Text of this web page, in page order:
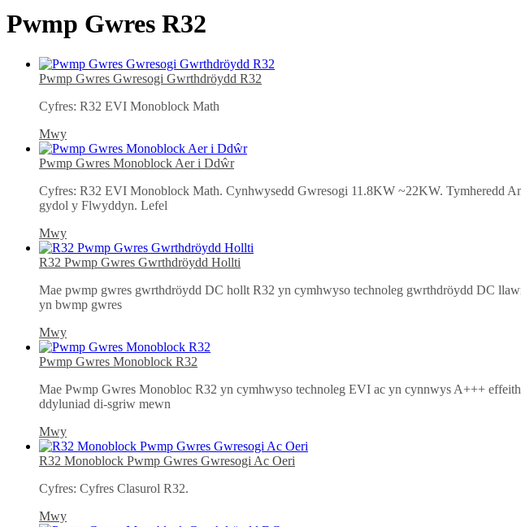
Pwmp Gwres R32
Pwmp Gwres Gwresogi Gwrthdröydd R32
Cyfres: R32 EVI Monoblock Math
Mwy
Pwmp Gwres Monoblock Aer i Ddŵr
Cyfres: R32 EVI Monoblock Math. Cynhwysedd Gwresogi 11.8KW ~22KW. Tymheredd
gydol y Flwyddyn. Lefel
Mwy
R32 Pwmp Gwres Gwrthdröydd Hollti
Mae pwmp gwres gwrthdröydd DC hollt R32 yn cymhwyso technoleg gwrthdröydd DC
yn bwmp gwres
Mwy
Pwmp Gwres Monoblock R32
Mae Pwmp Gwres Monobloc R32 yn cymhwyso technoleg EVI ac yn cynnwys A+++
ddyluniad di-sgriw mewn
Mwy
R32 Monoblock Pwmp Gwres Gwresogi Ac Oeri
Cyfres: Cyfres Clasurol R32.
Mwy